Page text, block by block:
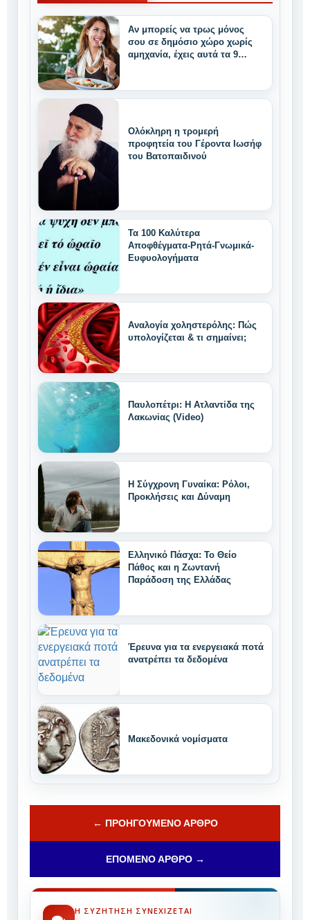
Αν μπορείς να τρως μόνος
σου σε δημόσιο χώρο χωρίς
αμηχανία, έχεις αυτά τα 9
Ολόκληρη η τρομερή
προφητεία του Γέροντα Ιωσήφ
του Βατοπαιδινού
Τα 100 Καλύτερα
Αποφθέγματα-Ρητά-Γνωμικά-
Ευφυολογήματα
Αναλογία χοληστερόλης: Πώς
υπολογίζεται & τι σημαίνει;
Παυλοπέτρι: Η Ατλαντiδα της
Λακωνiας (Video)
Η Σύγχρονη Γυναίκα: Ρόλοι,
Προκλήσεις και Δύναμη
Ελληνικό Πάσχα: Το Θείο
Πάθος και η Ζωντανή
Παράδοση της Ελλάδας
Έρευνα για τα ενεργειακά ποτά
ανατρέπει τα δεδομένα
Μακεδονικά νομίσματα
← ΠΡΟΗΓΟΎΜΕΝΟ ΆΡΘΡΟ
ΕΠΌΜΕΝΟ ΆΡΘΡΟ →
Η ΣΥΖΉΤΗΣΗ ΣΥΝΕΧΊΖΕΤΑΙ